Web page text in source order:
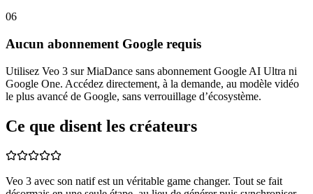
06
Aucun abonnement Google requis
Utilisez Veo 3 sur MiaDance sans abonnement Google AI Ultra ni
Google One. Accédez directement, à la demande, au modèle vidéo
le plus avancé de Google, sans verrouillage d’écosystème.
Ce que disent les créateurs
Veo 3 avec son natif est un véritable game changer. Tout se fait